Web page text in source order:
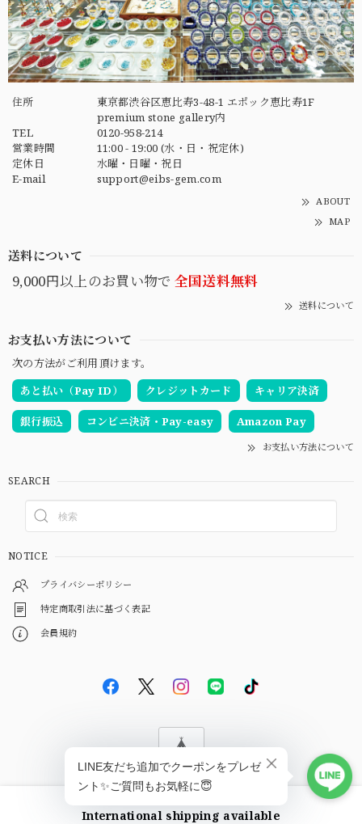
住所
東京都渋谷区恵比寿3-48-1 エポック恵比寿1F
premium stone gallery内
TEL
0120-958-214
営業時間
11:00 - 19:00 (水・日・祝定休)
定休日
水曜・日曜・祝日
E-mail
support@eibs-gem.com
ABOUT
MAP
送料について
9,000円以上のお買い物で 全国送料無料
送料について
お支払い方法について
次の方法がご利用頂けます。
あと払い（Pay ID）
クレジットカード キャリア決済
銀行振込 コンビニ決済・Pay-easy Amazon Pay
お支払い方法について
SEARCH
NOTICE
プライバシーポリシー
特定商取引法に基づく表記
会員規約
© EBiS GEM
International shipping available